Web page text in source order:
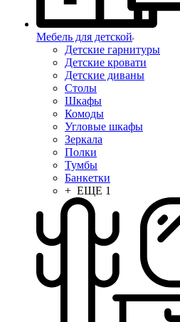
Мебель для детской
Детские гарнитуры
Детские кровати
Детские диваны
Столы
Шкафы
Комоды
Угловые шкафы
Зеркала
Полки
Тумбы
Банкетки
+ ЕЩЕ 1